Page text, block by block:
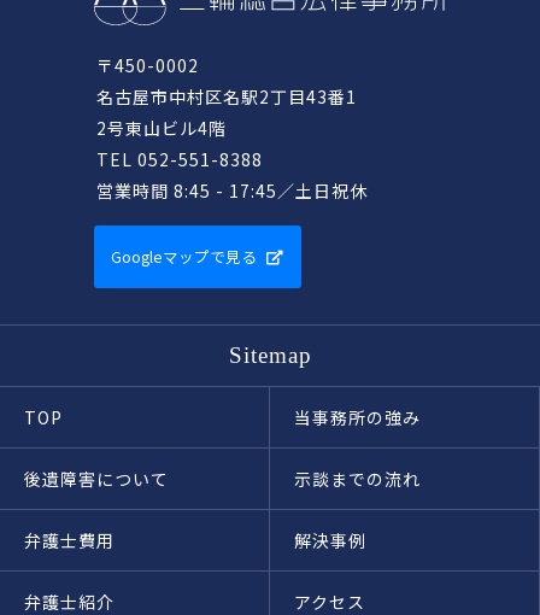
〒450-0002
名古屋市中村区名駅2丁目43番1
2号東山ビル4階
TEL 052-551-8388
営業時間 8:45 - 17:45／土日祝休
Googleマップで見る
Sitemap
TOP 当事務所の強み
後遺障害について 示談までの流れ
弁護士費用 解決事例
弁護士紹介 アクセス